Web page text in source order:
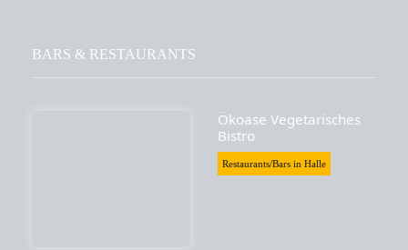
BARS & RESTAURANTS
Ökoase Vegetarisches
Bistro
Restaurants/Bars in Halle